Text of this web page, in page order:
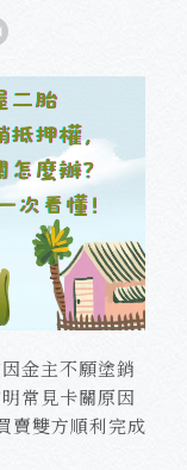
金主不願塗銷
常見卡關原因
賣雙方順利完成